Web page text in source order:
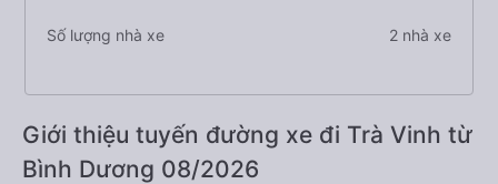
Số lượng nhà xe 2 nhà xe
Giới thiệu tuyến đường xe đi Trà Vinh từ
Bình Dương 08/2026